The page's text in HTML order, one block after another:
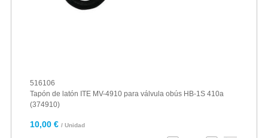
516106
Tapón de latón ITE MV-4910 para válvula obús HB-1S 410a
(374910)
10,00 € / Unidad